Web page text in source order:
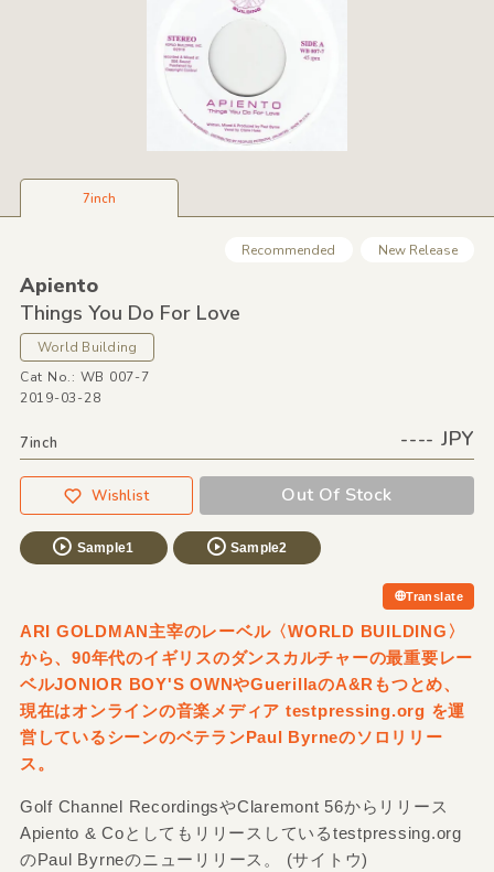
7inch
Recommended New Release
Apiento
Things You Do For Love
World Building
Cat No.: WB 007-7
2019-03-28
7inch ---- JPY
Wishlist Out Of Stock
Sample1 Sample2
Translate
ARI GOLDMAN主宰のレーベル〈WORLD BUILDING〉
から、90年代のイギリスのダンスカルチャーの最重要レー
ベルJONIOR BOY'S OWNやGuerillaのA&Rもつとめ、
現在はオンラインの音楽メディア testpressing.org を運
営しているシーンのベテランPaul Byrneのソロリリー
ス。
Golf Channel RecordingsやClaremont 56からリリース
Apiento & Coとしてもリリースしているtestpressing.org
のPaul Byrneのニューリリース。 (サイトウ)